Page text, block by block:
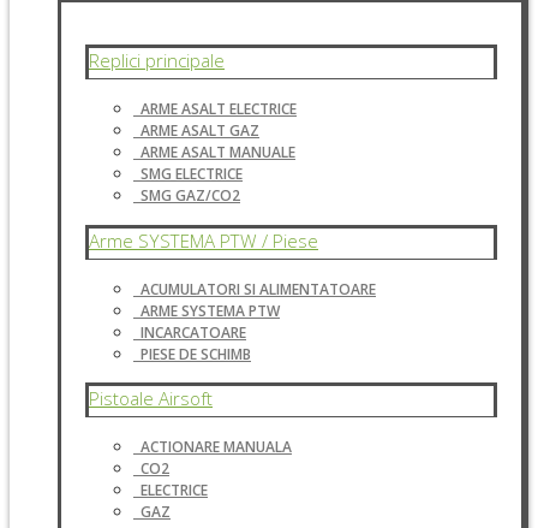
Replici principale
ARME ASALT ELECTRICE
ARME ASALT GAZ
ARME ASALT MANUALE
SMG ELECTRICE
SMG GAZ/CO2
Arme SYSTEMA PTW / Piese
ACUMULATORI SI ALIMENTATOARE
ARME SYSTEMA PTW
INCARCATOARE
PIESE DE SCHIMB
Pistoale Airsoft
ACTIONARE MANUALA
CO2
ELECTRICE
GAZ